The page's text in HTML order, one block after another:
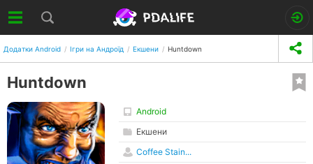
Додатки Android Ігри на Андроїд Екшени Huntdown
Huntdown
Android
Екшени
Coffee Stain...